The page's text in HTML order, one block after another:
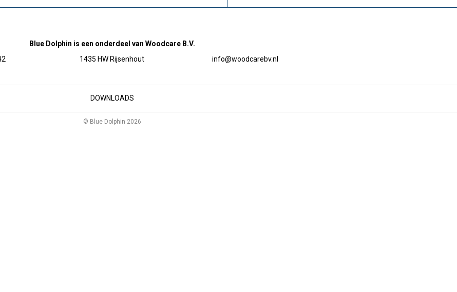
Blue Dolphin is een onderdeel van Woodcare B.V.
1435 HW Rijsenhout info@woodcarebv.nl
DOWNLOADS
© Blue Dolphin 2026